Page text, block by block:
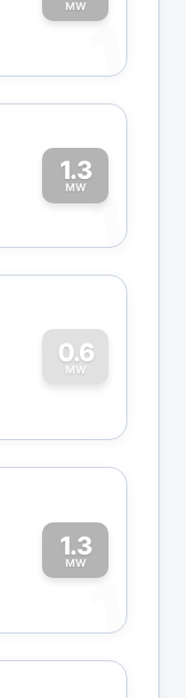
MW
1
1.3
MW1
0.6
MW
0
1.3
MW
1